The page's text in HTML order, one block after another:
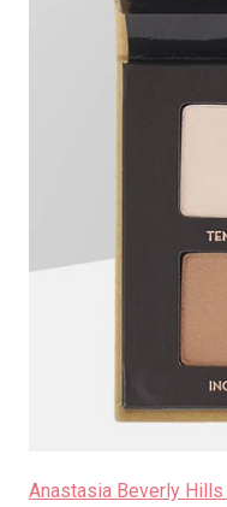
Anastasia Beverly